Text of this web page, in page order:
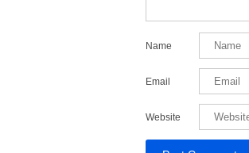
Name
Email
Website